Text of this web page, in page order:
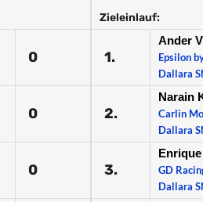
0
0
0
Zieleinlauf:
1.
Ander
Epsilon
Dallara
2.
Narain
Carlin
Dallara
3.
GD
Dallara